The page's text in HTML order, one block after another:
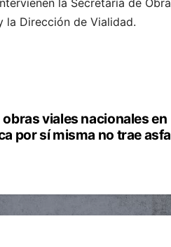
la Secretaría de
la Dirección de Vialidad.
obras viales nacionales en
por sí misma no trae